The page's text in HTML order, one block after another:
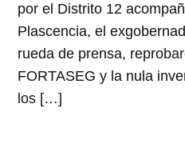
por el Distrito 12
Plascencia, el
rueda de prensa,
FORTASEG y la nula
los […]